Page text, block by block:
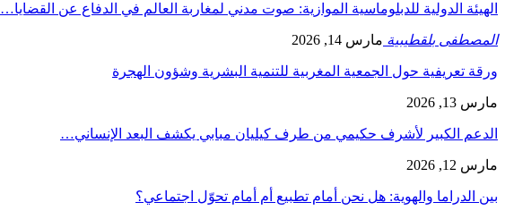
الهيئة الدولية للدبلوماسية الموازية: صوت مدني لمغاربة العالم في الدفاع عن القضايا…
المصطفى بلقطيبية مارس 14, 2026
ورقة تعريفية حول الجمعية المغربية للتنمية البشرية وشؤون الهجرة
مارس 13, 2026
الدعم الكبير لأشرف حكيمي من طرف كيليان مبابي يكشف البعد الإنساني…
مارس 12, 2026
بين الدراما والهوية: هل نحن أمام تطبيع أم أمام تحوّل اجتماعي؟